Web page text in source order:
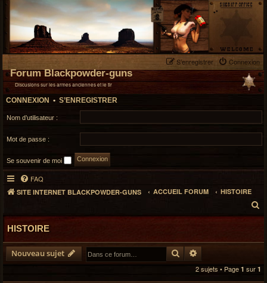
Connexion
S’enregistrer
Forum Blackpowder-guns
Discusions sur les armes anciennes et le tir
CONNEXION • S’ENREGISTRER
Nom d’utilisateur :
Mot de passe :
Se souvenir de moi
FAQ
SITE INTERNET BLACKPOWDER-GUNS ACCUEIL FORUM HISTOIRE
e
h
r
HISTOIRE
Nouveau sujet Rechercher
2 sujets • Page 1 sur 1